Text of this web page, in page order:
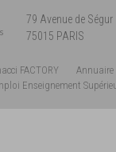
79 Avenue de Ségur
75015 PARIS
FACTORY
Annuaire
Enseignement